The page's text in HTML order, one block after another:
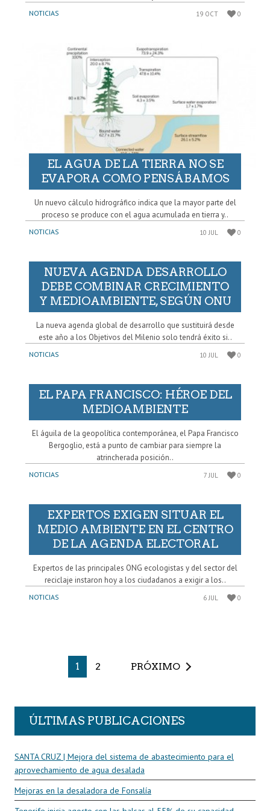
NOTICIAS 19 OCT 0
EL AGUA DE LA TIERRA NO SE
EVAPORA COMO PENSÁBAMOS
Un nuevo cálculo hidrográfico indica que la mayor parte del
proceso se produce con el agua acumulada en tierra y..
NOTICIAS 10 JUL 0
NUEVA AGENDA DESARROLLO
DEBE COMBINAR CRECIMIENTO
Y MEDIOAMBIENTE, SEGÚN ONU
La nueva agenda global de desarrollo que sustituirá desde
este año a los Objetivos del Milenio solo tendrá éxito si..
NOTICIAS 10 JUL 0
EL PAPA FRANCISCO: HÉROE DEL
MEDIOAMBIENTE
El águila de la geopolítica contemporánea, el Papa Francisco
Bergoglio, está a punto de cambiar para siempre la
atrincherada posición..
NOTICIAS 7 JUL 0
EXPERTOS EXIGEN SITUAR EL
MEDIO AMBIENTE EN EL CENTRO
DE LA AGENDA ELECTORAL
Expertos de las principales ONG ecologistas y del sector del
reciclaje instaron hoy a los ciudadanos a exigir a los..
NOTICIAS 6 JUL 0
1 2 PRÓXIMO
ÚLTIMAS PUBLICACIONES
SANTA CRUZ | Mejora del sistema de abastecimiento para el
aprovechamiento de agua desalada
Mejoras en la desaladora de Fonsalía